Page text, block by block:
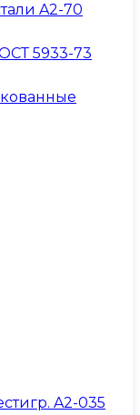
A2-70
5933-73
A2-035